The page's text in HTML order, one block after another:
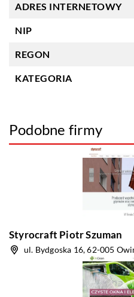
ADRES INTERNETOWY
NIP
REGON
KATEGORIA
Podobne firmy
Styrocraft Piotr Szuman
ul. Bydgoska 16, 62-005